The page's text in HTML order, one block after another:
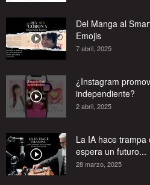
Del Manga al
Emojis
7 abril, 2025
¿Instagram
independiente?
2 abril, 2025
La IA hace
espera un futuro...
28 marzo, 2025